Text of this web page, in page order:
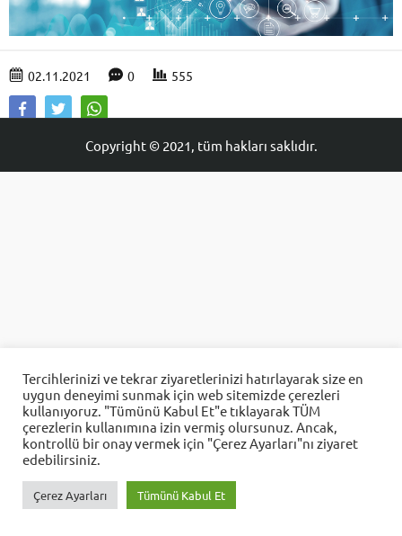
02.11.2021 0 555
Copyright © 2021, tüm hakları saklıdır.
Cevap Yaz
Tercihlerinizi ve tekrar ziyaretlerinizi hatırlayarak size en
uygun deneyimi sunmak için web sitemizde çerezleri
kullanıyoruz. "Tümünü Kabul Et"e tıklayarak TÜM
çerezlerin kullanımına izin vermiş olursunuz. Ancak,
kontrollü bir onay vermek için "Çerez Ayarları"nı ziyaret
edebilirsiniz.
Çerez Ayarları Tümünü Kabul Et